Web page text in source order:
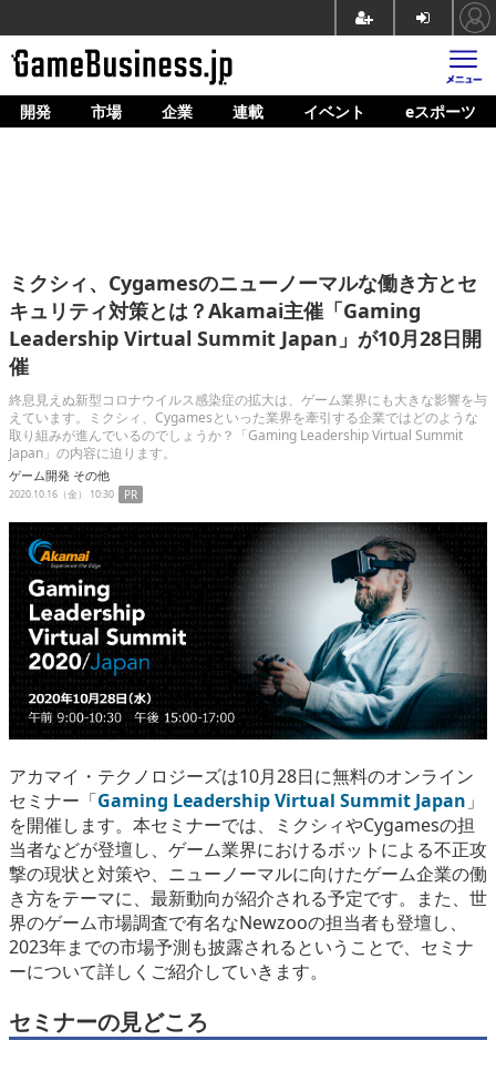
ホーム
企業動向
人材育成
産業政策
連載
イベント/セミナー
eスポーツ
開発 市場 企業 連載 イベント eスポーツ
ミクシィ、Cygamesのニューノーマルな働き方とセ
キュリティ対策とは？Akamai主催「Gaming
Leadership Virtual Summit Japan」が10月28日開
催
終息見えぬ新型コロナウイルス感染症の拡大は、ゲーム業界にも大きな影響を与
えています。ミクシィ、Cygamesといった業界を牽引する企業ではどのような
取り組みが進んでいるのでしょうか？「Gaming Leadership Virtual Summit
Japan」の内容に迫ります。
ゲーム開発 その他
2020.10.16（金） 10:30 PR
アカマイ・テクノロジーズは10月28日に無料のオンライン
セミナー「Gaming Leadership Virtual Summit Japan 」
を開催します。本セミナーでは、ミクシィやCygamesの担
当者などが登壇し、ゲーム業界におけるボットによる不正攻
撃の現状と対策や、ニューノーマルに向けたゲーム企業の働
き方をテーマに、最新動向が紹介される予定です。また、世
界のゲーム市場調査で有名なNewzooの担当者も登壇し、
2023年までの市場予測も披露されるということで、セミナ
ーについて詳しくご紹介していきます。
セミナーの見どころ